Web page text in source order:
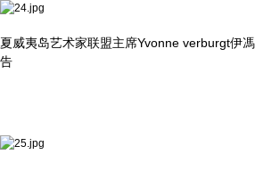
夏威夷岛艺术家联盟主席Yvonne verburgt伊
告